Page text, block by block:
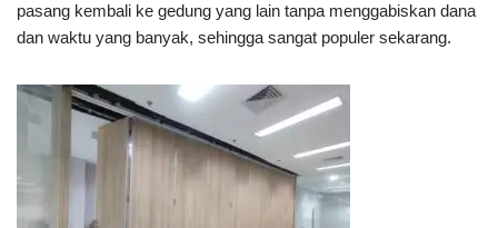
pasang kembali ke gedung yang lain tanpa menggabiskan dana
dan waktu yang banyak, sehingga sangat populer sekarang.